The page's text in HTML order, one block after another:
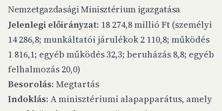
Nemzetgazdasági Minisztérium igazgatása
Jelenlegi előirányzat: 18 274,8 millió Ft (személyi
14 286,8; munkáltatói járulékok 2 110,8; működés
1 816,1; egyéb működés 32,3; beruházás 8,8; egyéb
felhalmozás 20,0)
Besorolás: Megtartás
Indoklás: A minisztériumi alapapparátus, amely